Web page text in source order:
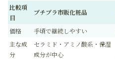
比較項
目
プチプラ市販化粧品
価格 手頃で継続しやすい
主な成
分
セラミド・アミノ酸系・保湿
成分が中心